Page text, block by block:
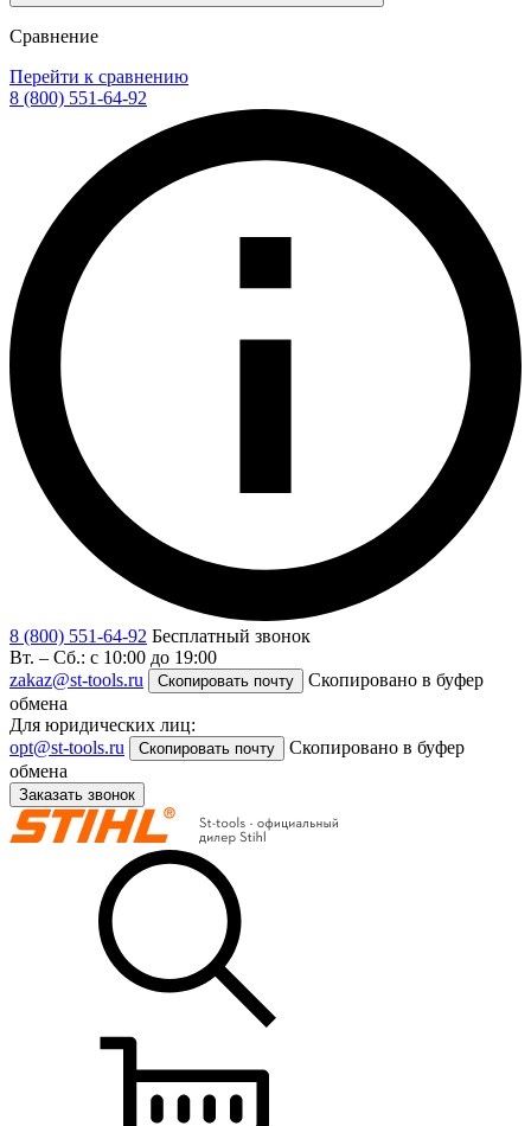
Сравнение
Перейти к сравнению
8 (800) 551-64-92
8 (800) 551-64-92 Бесплатный звонок
Вт. – Сб.: с 10:00 до 19:00
zakaz@st-tools.ru
Скопировать почту
Скопировано в буфер
обмена
Для юридических лиц:
opt@st-tools.ru
Скопировать почту
Скопировано в буфер
обмена
Заказать звонок